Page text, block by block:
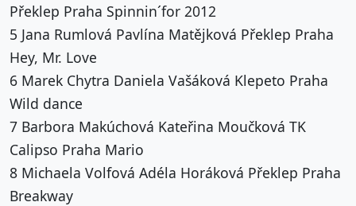
Překlep Praha Spinnin´for 2012
5 Jana Rumlová Pavlína Matějková Překlep Praha
Hey, Mr. Love
6 Marek Chytra Daniela Vašáková Klepeto Praha
Wild dance
7 Barbora Makúchová Kateřina Moučková TK
Calipso Praha Mario
8 Michaela Volfová Adéla Horáková Překlep Praha
Breakway